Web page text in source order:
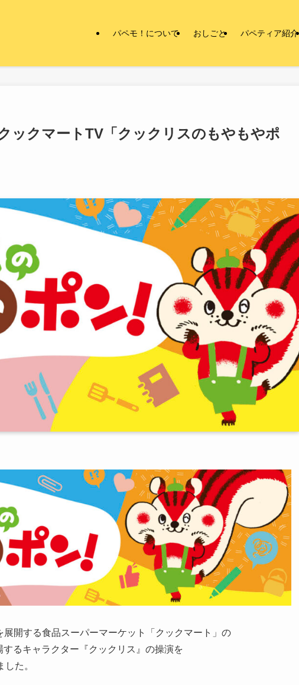
パペモ！について おしごと パペティア紹介
ックマートTV「クックリスのもやもやポ
開する食品スーパーマーケット「クックマート」の
るキャラクター『クックリス』の操演を
した。